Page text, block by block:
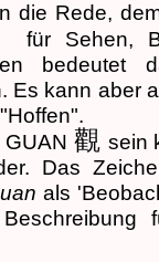
die Rede,
für Sehen,
Es kann aber
觀 sein
Das
als